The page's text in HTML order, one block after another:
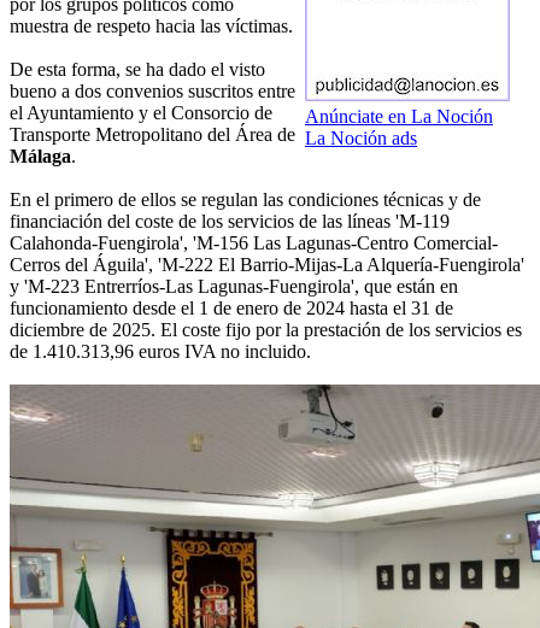
Anúnciate en La Noción
La Noción ads
por los grupos políticos como
muestra de respeto hacia las víctimas.
De esta forma, se ha dado el visto
bueno a dos convenios suscritos entre
el Ayuntamiento y el Consorcio de
Transporte Metropolitano del Área de
Málaga.
En el primero de ellos se regulan las condiciones técnicas y de
financiación del coste de los servicios de las líneas 'M-119
Calahonda-Fuengirola', 'M-156 Las Lagunas-Centro Comercial-
Cerros del Águila', 'M-222 El Barrio-Mijas-La Alquería-Fuengirola'
y 'M-223 Entrerríos-Las Lagunas-Fuengirola', que están en
funcionamiento desde el 1 de enero de 2024 hasta el 31 de
diciembre de 2025. El coste fijo por la prestación de los servicios es
de 1.410.313,96 euros IVA no incluido.